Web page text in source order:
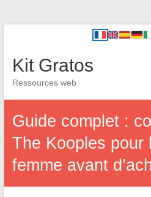
Kit Gratos
Ressources web
Guide complet :
The Kooples pour
femme avant